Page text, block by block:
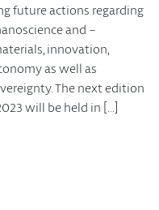
future actions regarding
and –
innovation,
as well as
The next edition
will be held in […]